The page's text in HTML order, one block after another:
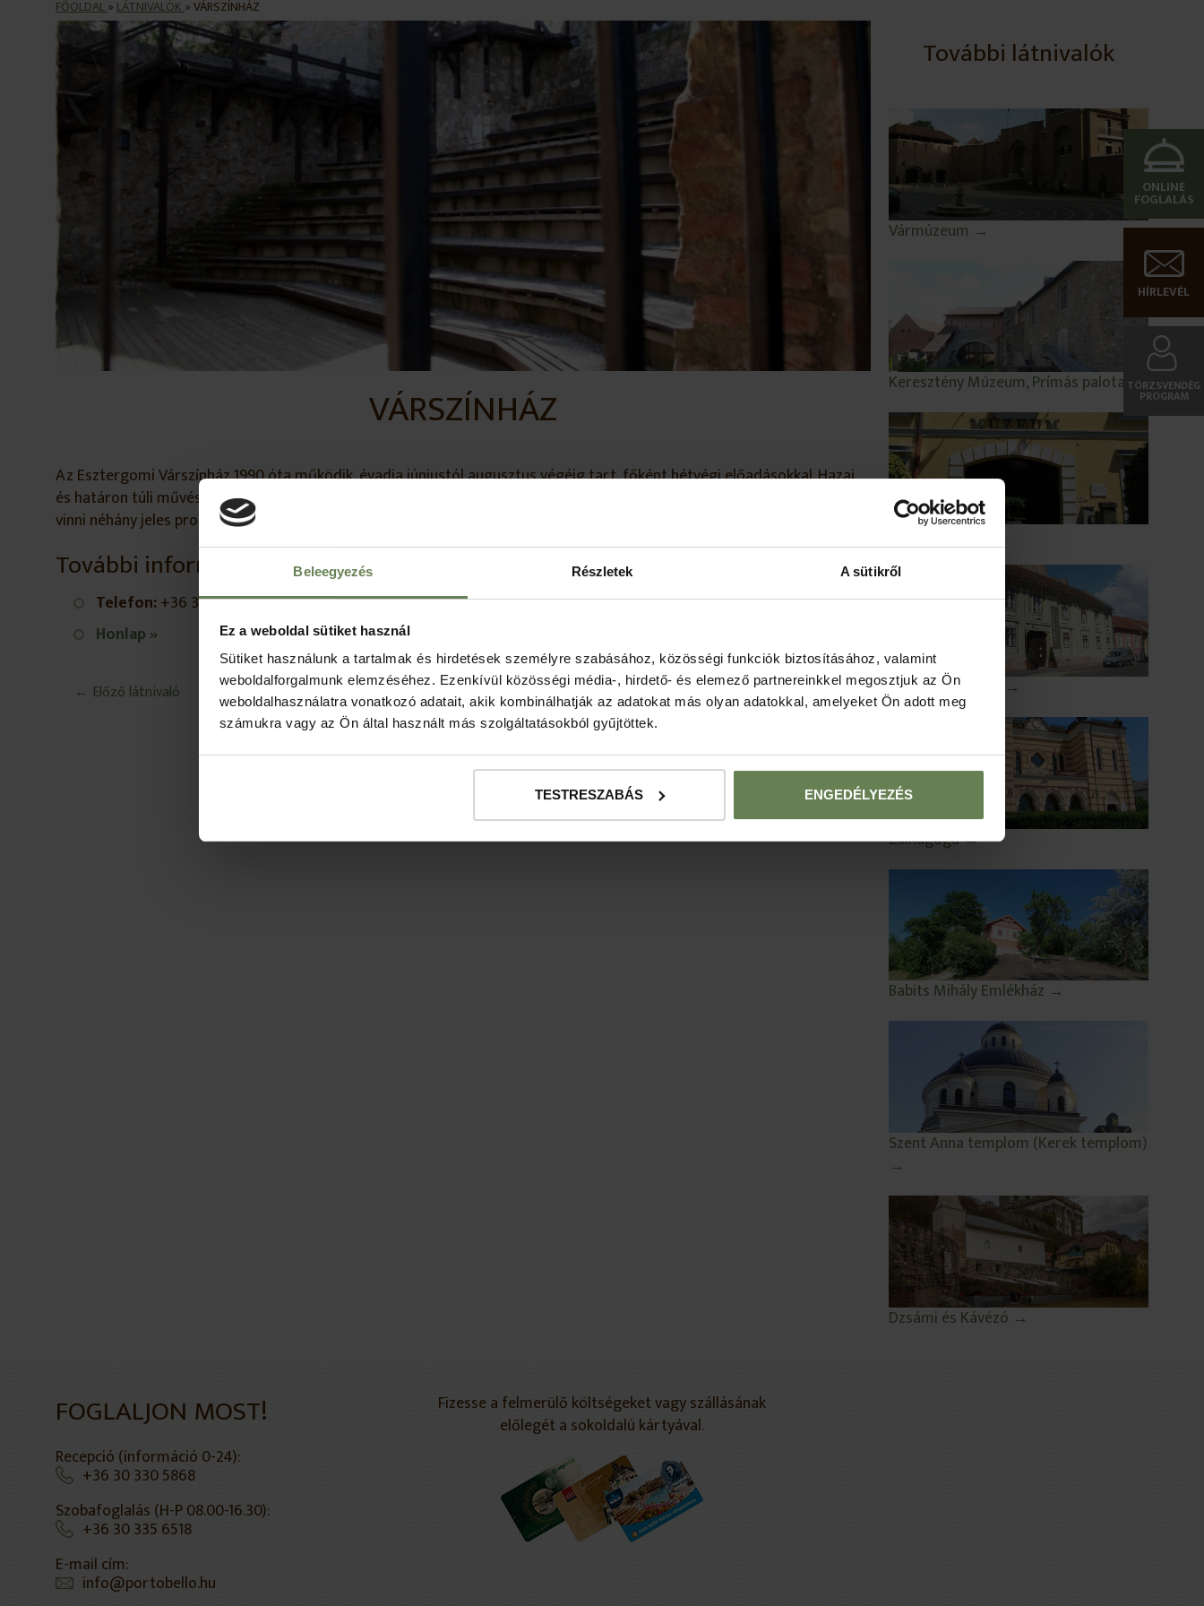
Beleegyezés Részletek A sütikről
Ez a weboldal sütiket használ
Sütiket használunk a tartalmak és hirdetések személyre szabásához, közösségi funkciók biztosításához, valamint
weboldalforgalmunk elemzéséhez. Ezenkívül közösségi média-, hirdető- és elemező partnereinkkel megosztjuk az Ön
weboldalhasználatra vonatkozó adatait, akik kombinálhatják az adatokat más olyan adatokkal, amelyeket Ön adott meg
számukra vagy az Ön által használt más szolgáltatásokból gyűjtöttek.
TESTRESZABÁS ENGEDÉLYEZÉS
ONLINE
FOGLALÁS
HÍRLEVÉL
TÖRZSVENDÉG
PROGRAM
FŐOLDAL»LÁTNIVALÓK»VÁRSZÍNHÁZ
VÁRSZÍNHÁZ
Az Esztergomi Várszínház 1990 óta működik, évadja júniustól augusztus végéig tart, főként hétvégi előadásokkal. Hazai
és határon túli művészek törekszenek az új színházi értékek létrehozása mellett a színházi műfajok mindegyikéből színre
vinni néhány jeles produkciót.
További információ:
Telefon:+36 30/9415-378, +36 30/2890-379
Honlap »
← Előző látnivaló Következő látnivaló →
További látnivalók
Vármúzeum →
Keresztény Múzeum, Prímás palota →
Duna Múzeum →
Balassa Múzeum →
Zsinagóga →
Babits Mihály Emlékház →
Szent Anna templom (Kerek templom)
→
Dzsámi és Kávézó →
FOGLALJON MOST!
Recepció (információ 0-24):
+36 30 330 5868
Szobafoglalás (H-P 08.00-16.30):
+36 30 335 6518
E-mail cím:
info@portobello.hu
Fizesse a felmerülő költségeket vagy szállásának
előlegét a sokoldalú kártyával.